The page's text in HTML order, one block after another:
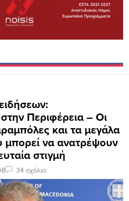
Περιφέρεια – Οι
και τα μεγάλα
μπορεί να ανατρέψουν
στιγμή
34 σχόλια